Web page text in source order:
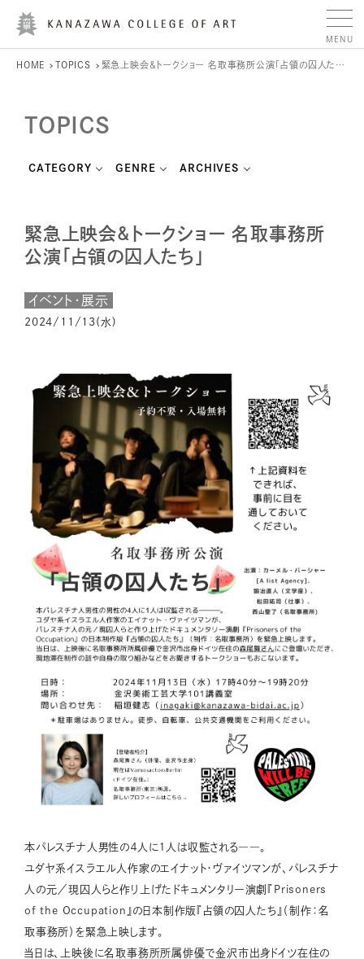
HOME TOPICS 緊急上映会&トークショー 名取事務所公演「占領の囚人たち」
TOPICS
CATEGORY GENRE ARCHIVES
緊急上映会&トークショー 名取事務所
公演「占領の囚人たち」
イベント・展示
2024/11/13(水)
本パレスチナ人男性の４人に１人は収監される――。
ユダヤ系イスラエル人作家のエイナット・ヴァイツマンが、パレスチナ
人の元／現囚人らと作り上げたドキュメンタリー演劇『Prisoners
of the Occupation』の日本制作版『占領の囚人たち』（制作：名
取事務所）を緊急上映します。
当日は、上映後に名取事務所所属俳優で金沢市出身ドイツ在住の